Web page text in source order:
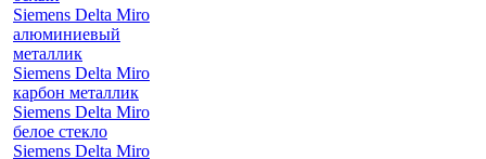
Siemens Delta Miro
алюминиевый
металлик
Siemens Delta Miro
карбон металлик
Siemens Delta Miro
белое стекло
Siemens Delta Miro